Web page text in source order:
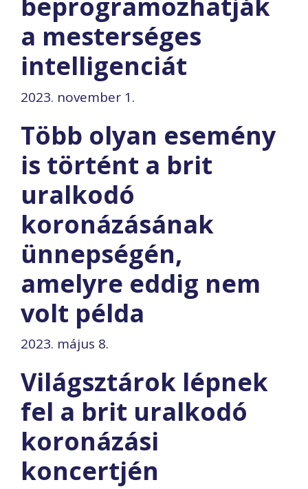
a mesterséges
intelligenciát
2023. november 1.
Több olyan esemény
is történt a brit
uralkodó
koronázásának
ünnepségén,
amelyre eddig nem
volt példa
2023. május 8.
Világsztárok lépnek
fel a brit uralkodó
koronázási
koncertjén